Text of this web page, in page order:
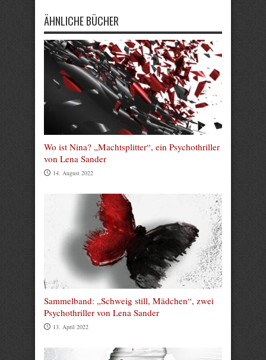
ÄHNLICHE BÜCHER
Wo ist Nina? „Machtsplitter“, ein Psychothriller
von Lena Sander
14. August 2022
Sammelband: „Schweig still, Mädchen“, zwei
Psychothriller von Lena Sander
13. April 2022